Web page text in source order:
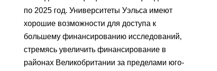
по 2025 год. Университеты Уэльса имеют
хорошие возможности для доступа к
большему финансированию исследований,
стремясь увеличить финансирование в
районах Великобритании за пределами юго-